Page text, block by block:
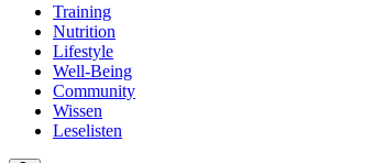
Training
Nutrition
Lifestyle
Well-Being
Community
Wissen
Leselisten